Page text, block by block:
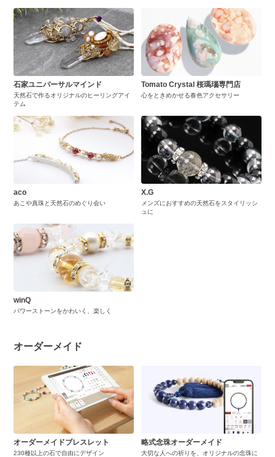
石家ユニバーサルマインド
天然石で作るオリジナルのヒーリングアイ
テム
Tomato Crystal 桜瑪瑙専門店
心をときめかせる春色アクセサリー
aco
あこや真珠と天然石のめぐり会い
X.G
メンズにおすすめの天然石をスタイリッシ
ュに
winQ
パワーストーンをかわいく、楽しく
オーダーメイド
オーダーメイドブレスレット
230種以上の石で自由にデザイン
略式念珠オーダーメイド
大切な人への祈りを、オリジナルの念珠に